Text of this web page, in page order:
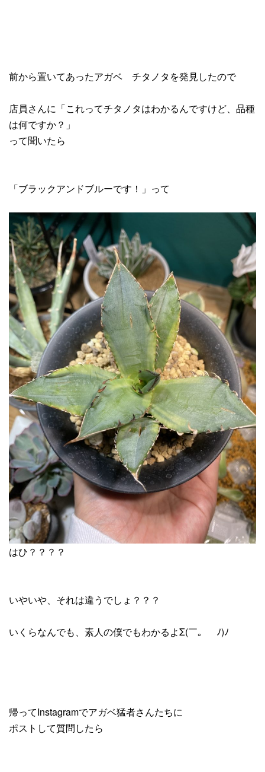
前から置いてあったアガベ チタノタを発見したので
店員さんに「これってチタノタはわかるんですけど、品種
は何ですか？」
って聞いたら
「ブラックアンドブルーです！」って
はひ？？？？
いやいや、それは違うでしょ？？？
いくらなんでも、素人の僕でもわかるよΣ(￣。￣ﾉ)ﾉ
帰ってInstagramでアガベ猛者さんたちに
ポストして質問したら